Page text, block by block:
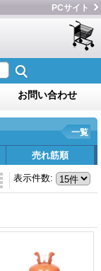
PCサイト
お問い合わせ
一覧
売れ筋順
表示件数: